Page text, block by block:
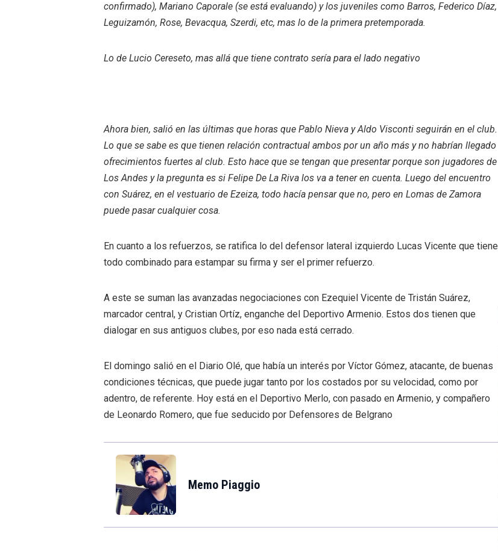
confirmado), Mariano Caporale (se está evaluando) y los juveniles como Barros, Federico Díaz,
Leguizamón, Rose, Bevacqua, Szerdi, etc, mas lo de la primera pretemporada.
Lo de Lucio Cereseto, mas allá que tiene contrato sería para el lado negativo
Ahora bien, salió en las últimas que horas que Pablo Nieva y Aldo Visconti seguirán en el club.
Lo que se sabe es que tienen relación contractual ambos por un año más y no habrían llegado
ofrecimientos fuertes al club. Esto hace que se tengan que presentar porque son jugadores de
Los Andes y la pregunta es si Felipe De La Riva los va a tener en cuenta. Luego del encuentro
con Suárez, en el vestuario de Ezeiza, todo hacía pensar que no, pero en Lomas de Zamora
puede pasar cualquier cosa.
En cuanto a los refuerzos, se ratifica lo del defensor lateral izquierdo Lucas Vicente que tiene
todo combinado para estampar su firma y ser el primer refuerzo.
A este se suman las avanzadas negociaciones con Ezequiel Vicente de Tristán Suárez,
marcador central, y Cristian Ortíz, enganche del Deportivo Armenio. Estos dos tienen que
dialogar en sus antiguos clubes, por eso nada está cerrado.
El domingo salió en el Diario Olé, que había un interés por Víctor Gómez, atacante, de buenas
condiciones técnicas, que puede jugar tanto por los costados por su velocidad, como por
adentro, de referente. Hoy está en el Deportivo Merlo, con pasado en Armenio, y compañero
de Leonardo Romero, que fue seducido por Defensores de Belgrano
Memo Piaggio